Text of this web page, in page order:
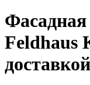
Feldhaus